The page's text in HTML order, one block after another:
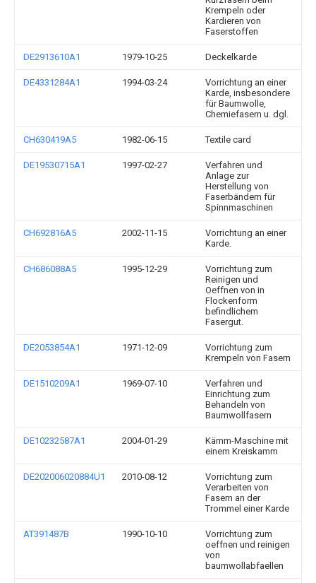
Krempeln oder
Kardieren von
Faserstoffen
DE2913610A1 1979-10-25 Deckelkarde
DE4331284A1 1994-03-24
Vorrichtung an einer
Karde, insbesondere
für Baumwolle,
Chemiefasern u. dgl.
CH630419A5 1982-06-15 Textile card
DE19530715A1 1997-02-27
Verfahren und
Anlage zur
Herstellung von
Faserbändern für
Spinnmaschinen
CH692816A5 2002-11-15
Vorrichtung an einer
Karde.
CH686088A5 1995-12-29
Vorrichtung zum
Reinigen und
Oeffnen von in
Flockenform
befindlichem
Fasergut.
DE2053854A1 1971-12-09
Vorrichtung zum
Krempeln von Fasern
DE1510209A1 1969-07-10
Verfahren und
Einrichtung zum
Behandeln von
Baumwollfasern
DE10232587A1 2004-01-29
Kämm-Maschine mit
einem Kreiskamm
DE202006020884U1 2010-08-12
Vorrichtung zum
Verarbeiten von
Fasern an der
Trommel einer Karde
AT391487B 1990-10-10
Vorrichtung zum
oeffnen und reinigen
von
baumwollabfaellen